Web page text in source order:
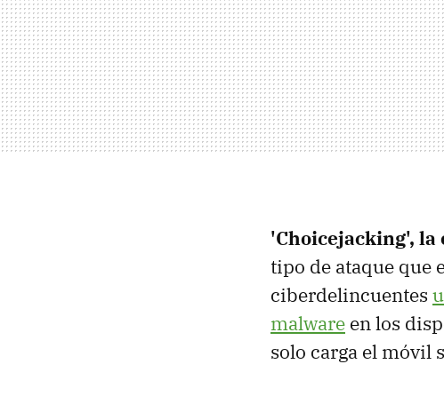
'Choicejacking',
tipo de ataque que
ciberdelincuentes
malware en los
solo carga el